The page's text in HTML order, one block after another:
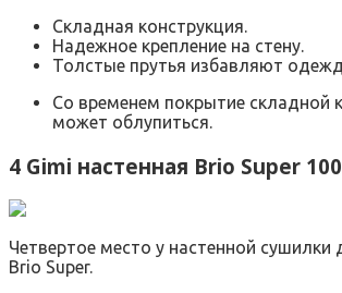
Складная конструкция.
Надежное крепление на стену.
Толстые прутья избавляют
Со временем покрытие складной
может облупиться.
4 Gimi настенная Brio Super 100
Четвертое место у настенной сушилки
Brio Super.